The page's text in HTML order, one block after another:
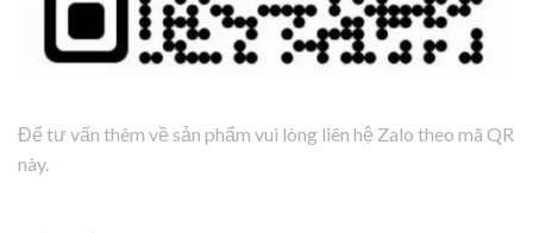
Để tư vấn thêm về sản phẩm vui lòng liên hệ Zalo theo mã QR
này.